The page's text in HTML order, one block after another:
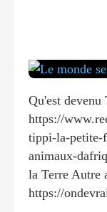
Qu'est devenu
https://
tippi-la-petite-
animaux-
la Terre Autre
https://